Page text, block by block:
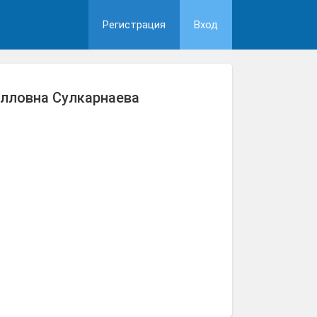
Регистрация Вход
Сулкарнаева